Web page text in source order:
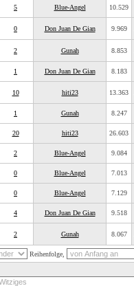
5 Blue-Angel 10.529
0 Don Juan De Gian 9.969
2 Gunah 8.853
1 Don Juan De Gian 8.183
10 hiti23 13.363
1 Gunah 8.247
20 hiti23 26.603
2 Blue-Angel 9.084
0 Blue-Angel 7.013
0 Blue-Angel 7.129
4 Don Juan De Gian 9.518
2 Gunah 8.067
Reihenfolge,